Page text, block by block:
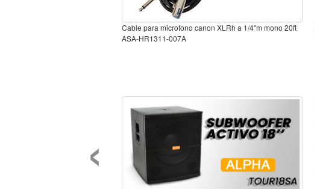
Cable para microfono canon XLRh a 1/4"m mono 20ft
ASA-HR1311-007A
‹